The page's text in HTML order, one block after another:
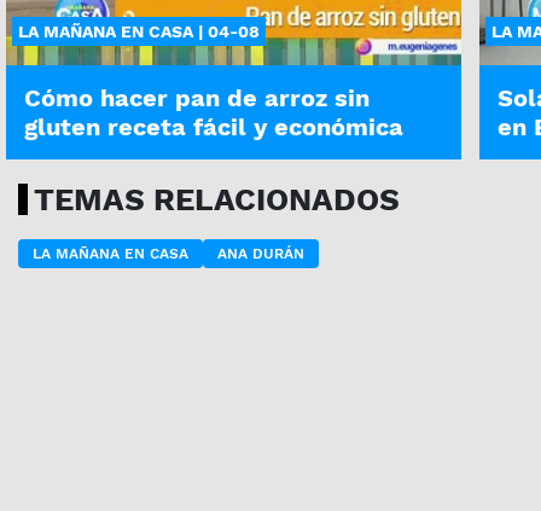
LA MAÑANA EN CASA | 04-08
Cómo hacer pan de arroz sin
gluten receta fácil y económica
LA
en
TEMAS RELACIONADOS
LA MAÑANA EN CASA ANA DURÁN